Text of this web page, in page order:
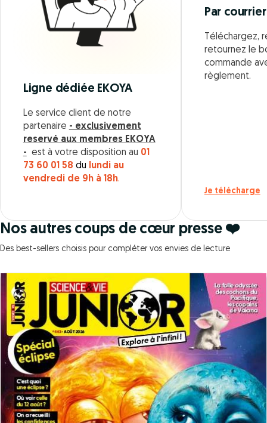
Ligne dédiée EKOYA
Le service client de notre
partenaire - exclusivement
reservé aux membres EKOYA
- est à votre disposition au 01
73 60 01 58 du
lundi au
vendredi de 9h à 18h.
Par courrier
Téléchargez,
retournez le
commande
règlement.
Je télécharge
Nos autres coups de cœur presse ❤️
Des best-sellers choisis pour compléter vos envies de lecture